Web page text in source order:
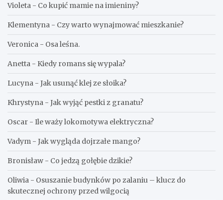
Violeta - Co kupić mamie na imieniny?
Klementyna - Czy warto wynajmować mieszkanie?
Veronica - Osa leśna.
Anetta - Kiedy romans się wypala?
Lucyna - Jak usunąć klej ze słoika?
Khrystyna - Jak wyjąć pestki z granatu?
Oscar - Ile waży lokomotywa elektryczna?
Vadym - Jak wygląda dojrzałe mango?
Bronisław - Co jedzą gołębie dzikie?
Oliwia - Osuszanie budynków po zalaniu – klucz do
skutecznej ochrony przed wilgocią